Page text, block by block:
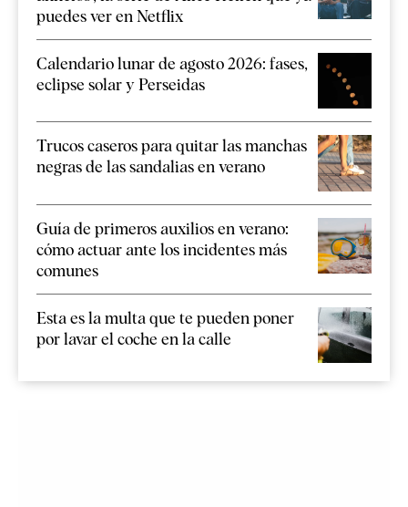
puedes ver en Netflix
Calendario lunar de agosto 2026: fases,
eclipse solar y Perseidas
Trucos caseros para quitar las manchas
negras de las sandalias en verano
Guía de primeros auxilios en verano:
cómo actuar ante los incidentes más
comunes
Esta es la multa que te pueden poner
por lavar el coche en la calle